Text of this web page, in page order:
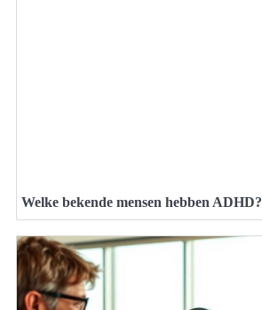
Welke bekende mensen hebben ADHD?